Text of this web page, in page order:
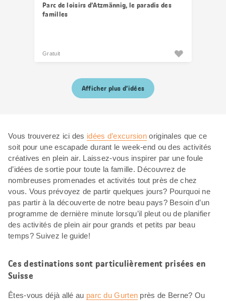
Parc de loisirs d’Atzmännig, le paradis des
familles
Gratuit
Afficher plus d’idées
Vous trouverez ici des idées d’excursion originales que ce
soit pour une escapade durant le week-end ou des activités
créatives en plein air. Laissez-vous inspirer par une foule
d’idées de sortie pour toute la famille. Découvrez de
nombreuses promenades et activités tout près de chez
vous. Vous prévoyez de partir quelques jours? Pourquoi ne
pas partir à la découverte de notre beau pays? Besoin d’un
programme de dernière minute lorsqu’il pleut ou de planifier
des activités de plein air pour grands et petits par beau
temps? Suivez le guide!
Ces destinations sont particulièrement prisées en
Suisse
Êtes-vous déjà allé au parc du Gurten près de Berne? Ou